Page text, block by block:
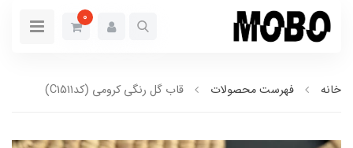
0
خانه فهرست محصولات قاب گل رنگی کرومی (کدC1511)